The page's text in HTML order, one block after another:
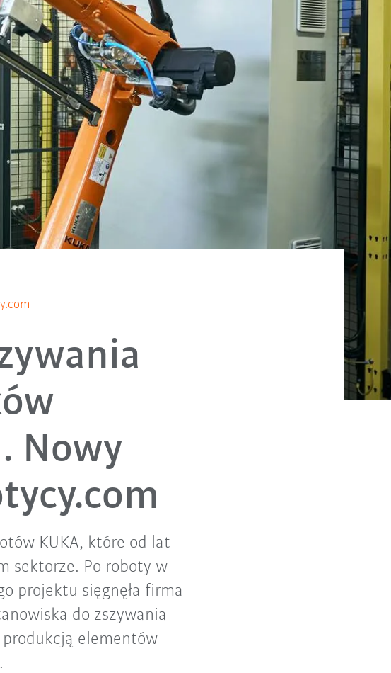
Nowy
KUKA, które od lat
sektorze. Po roboty w
projektu sięgnęła firma
do zszywania
produkcją elementów